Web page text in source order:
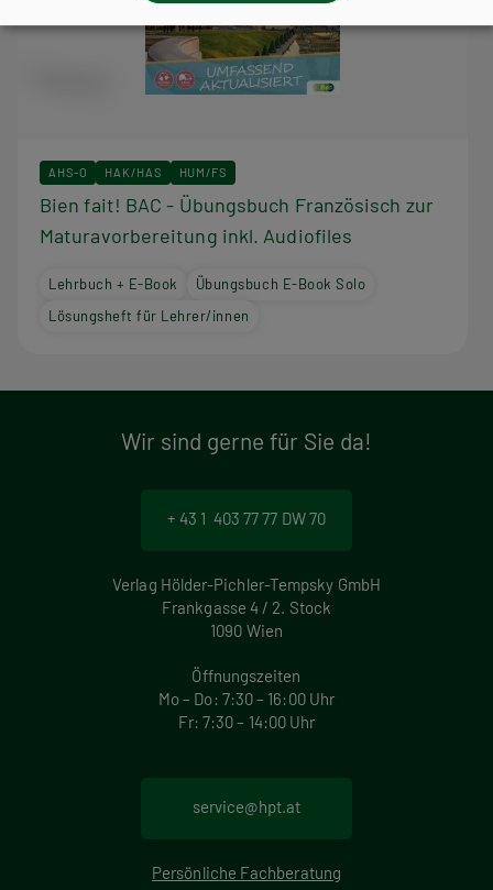
AHS-O HAK/HAS HUM/FS
Bien fait! BAC - Übungsbuch Französisch zur
Maturavorbereitung inkl. Audiofiles
Lehrbuch + E-Book
Übungsbuch E-Book Solo
Lösungsheft für Lehrer/innen
Wir sind gerne für Sie da!
+ 43 1 403 77 77 DW 70
Verlag Hölder-Pichler-Tempsky GmbH
Frankgasse 4 / 2. Stock
1090 Wien
Öffnungszeiten
Mo – Do: 7:30 – 16:00 Uhr
Fr: 7:30 – 14:00 Uhr
service@hpt.at
Persönliche Fachberatung